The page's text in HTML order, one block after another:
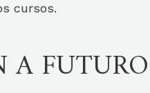
cursos.
A FUTURO